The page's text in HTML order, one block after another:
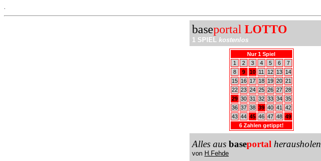
baseportal LOTTO
1 SPIEL kostenlos
Nur 1 Spiel
1
2 3 4 5 6
7
8
9 10 11 12 13
14
15
16 17 18 19 20 21
22 23 24 25 26 27 28
29 30 31 32 33 34 35
36 37 38 39 40 41
42
43 44 45 46 47 48 49
6 Zahlen getippt!
Alles aus baseportal herausholen
von H.Fehde